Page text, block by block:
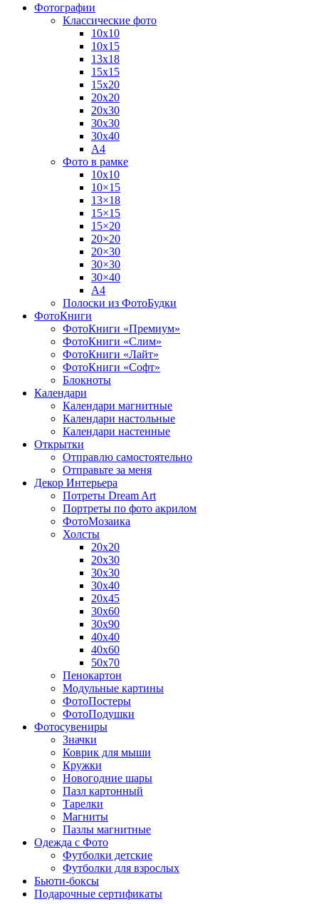
Фотографии
Классические фото
10х10
10х15
13х18
15х15
15х20
20х20
20х30
30х30
30х40
А4
Фото в рамке
10х10
10×15
13×18
15×15
15×20
20×20
20×30
30×30
30×40
A4
Полоски из ФотоБудки
ФотоКниги
ФотоКниги «Премиум»
ФотоКниги «Слим»
ФотоКниги «Лайт»
ФотоКниги «Софт»
Блокноты
Календари
Календари магнитные
Календари настольные
Календари настенные
Открытки
Отправлю самостоятельно
Отправьте за меня
Декор Интерьера
Потреты Dream Art
Портреты по фото акрилом
ФотоМозаика
Холсты
20х20
20х30
30х30
30х40
20х45
30х60
30х90
40х40
40х60
50х70
Пенокартон
Модульные картины
ФотоПостеры
ФотоПодушки
Фотоcувениры
Значки
Коврик для мыши
Кружки
Новогодние шары
Пазл картонный
Тарелки
Магниты
Пазлы магнитные
Одежда с Фото
Футболки детские
Футболки для взрослых
Бьюти-боксы
Подарочные сертификаты